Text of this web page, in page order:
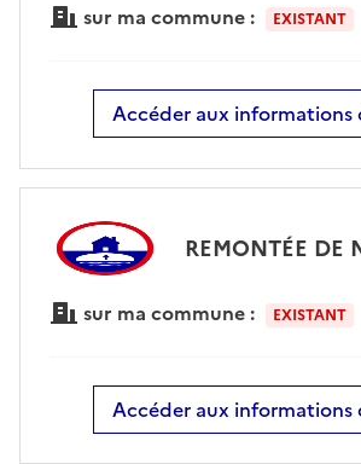
sur ma commune : EXISTANT
Accéder aux informations
REMONTÉE DE
sur ma commune : EXISTANT
Accéder aux informations